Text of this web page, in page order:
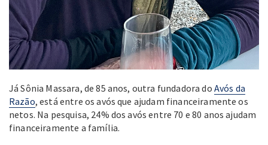
Já Sônia Massara, de 85 anos, outra fundadora do Avós da
Razão, está entre os avós que ajudam financeiramente os
netos. Na pesquisa, 24% dos avós entre 70 e 80 anos ajudam
financeiramente a família.